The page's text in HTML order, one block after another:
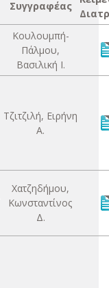
Συγγραφέας
Κουλουμπή-
Πάλμου,
Βασιλική Ι.
Τζιτζιλή, Ειρήνη
Α.
Χατζηδήμου,
Κωνσταντίνος
Δ.